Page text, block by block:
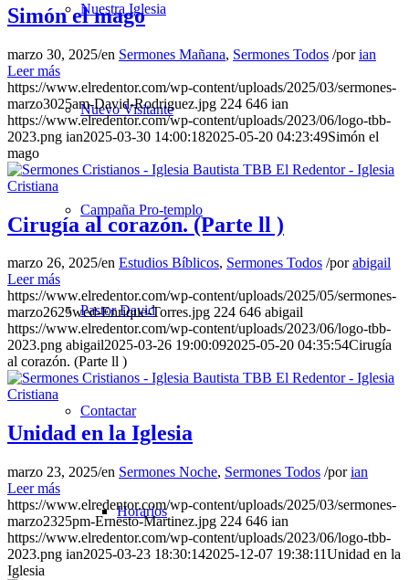
Nuestra Iglesia
Nuevo Visitante
Campaña Pro-templo
Pastor David
Contactar
Horarios
Simón el mago
marzo 30, 2025/en Sermones Mañana, Sermones Todos /porian
Leer más
https://www.elredentor.com/wp-content/uploads/2025/03/sermones-
marzo3025am-David-Rodriguez.jpg 224 646 ian
https://www.elredentor.com/wp-content/uploads/2023/06/logo-tbb-
2023.png ian2025-03-30 14:00:182025-05-20 04:23:49Simón el
mago
Cirugía al corazón. (Parte ll )
marzo 26, 2025/en Estudios Bíblicos, Sermones Todos /porabigail
Leer más
https://www.elredentor.com/wp-content/uploads/2025/05/sermones-
marzo2625wed-Enrique-Torres.jpg 224 646 abigail
https://www.elredentor.com/wp-content/uploads/2023/06/logo-tbb-
2023.png abigail2025-03-26 19:00:092025-05-20 04:35:54Cirugía
al corazón. (Parte ll )
Unidad en la Iglesia
marzo 23, 2025/en Sermones Noche, Sermones Todos /porian
Leer más
https://www.elredentor.com/wp-content/uploads/2025/03/sermones-
marzo2325pm-Ernesto-Martinez.jpg 224 646 ian
https://www.elredentor.com/wp-content/uploads/2023/06/logo-tbb-
2023.png ian2025-03-23 18:30:142025-12-07 19:38:11Unidad en la
Iglesia